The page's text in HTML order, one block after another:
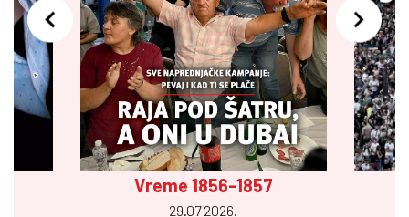
Vreme 1856-1857
29.07 2026.